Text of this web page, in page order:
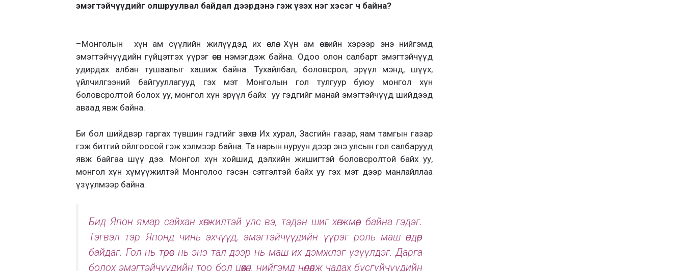
эмэгтэйчүүдийг олшруулвал байдал дээрдэнэ гэж үзэх нэг хэсэг ч байна?
–Монголын хүн ам сүүлийн жилүүдэд их өслөө. Хүн ам өсөхийн хэрээр энэ нийгэмд
эмэгтэйчүүдийн гүйцэтгэх үүрэг өсөн нэмэгдэж байна. Одоо олон салбарт эмэгтэйчүүд
удирдах албан тушаалыг хашиж байна.
Тухайлбал, боловсрол, эрүүл мэнд, шүүх,
үйлчилгээний байгууллагууд гэх мэт Монголын гол тулгуур буюу монгол хүн
боловсролтой болох уу, монгол хүн эрүүл байх уу гэдгийг манай эмэгтэйчүүд шийдээд
аваад явж байна.
Би бол шийдвэр гаргах түвшин гэдгийг зөвхөн Их хурал, Засгийн газар, яам тамгын газар
гэж битгий ойлгоосой гэж хэлмээр байна. Та нарын нуруун дээр энэ улсын гол салбарууд
явж байгаа шүү дээ. Монгол хүн хойшид дэлхийн жишигтэй боловсролтой байх уу,
монгол хүн хүмүүжилтэй Монголоо гэсэн сэтгэлтэй байх уу гэх мэт дээр манлайллаа
үзүүлмээр байна.
Бид Япон ямар сайхан хөгжилтэй улс вэ, тэдэн шиг хөгжмөөр байна гэдэг.
Тэгвэл тэр Японд чинь эхчүүд, эмэгтэйчүүдийн үүрэг роль маш өндөр
байдаг. Гол нь төрөөс нь энэ тал дээр нь маш их дэмжлэг үзүүлдэг. Дарга
болох эмэгтэйчүүдийн тоо бол цөөхөн, нийгэмд нөлөөлж чадах бүсгүйчүүдийн